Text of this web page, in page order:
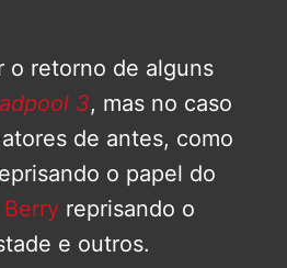
o retorno de alguns
3, mas no caso
de antes, como
o papel do
reprisando o
e outros.